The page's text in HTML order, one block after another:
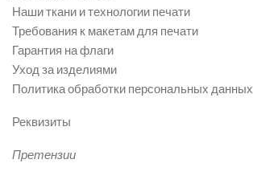
Наши ткани и технологии печати
Требования к макетам для печати
Гарантия на флаги
Уход за изделиями
Политика обработки персональных данных
Реквизиты
Претензии